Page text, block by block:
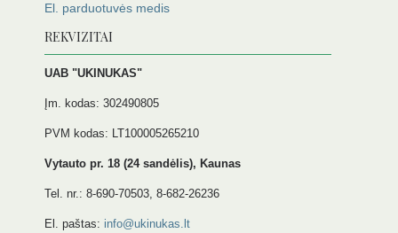
El. parduotuvės medis
REKVIZITAI
UAB "UKINUKAS"
Įm. kodas: 302490805
PVM kodas: LT100005265210
Vytauto pr. 18 (24 sandėlis), Kaunas
Tel. nr.: 8-690-70503, 8-682-26236
El. paštas: info@ukinukas.lt